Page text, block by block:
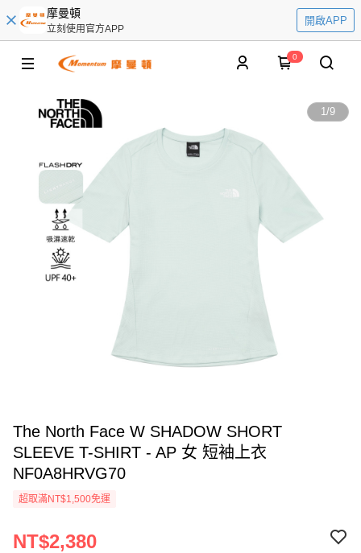
摩曼頓
立刻使用官方APP
開啟APP
0
1/9
The North Face W SHADOW SHORT
SLEEVE T-SHIRT - AP 女 短袖上衣
NF0A8HRVG70
超取滿NT$1,500免運
NT$2,380